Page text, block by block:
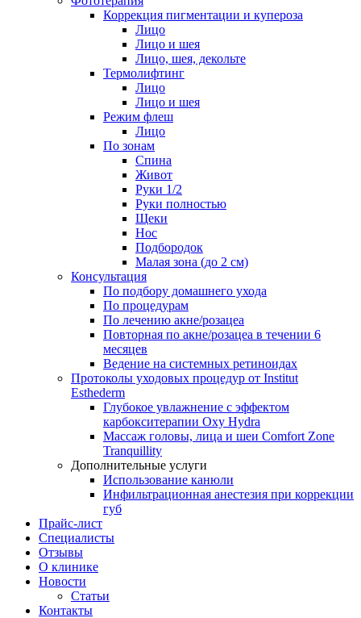
Коррекция пигментации и купероза
Лицо
Лицо и шея
Лицо, шея, декольте
Термолифтинг
Лицо
Лицо и шея
Режим флеш
Лицо
По зонам
Спина
Живот
Руки 1/2
Руки полностью
Щеки
Нос
Подбородок
Малая зона (до 2 см)
Консультация
По подбору домашнего ухода
По процедурам
По лечению акне/розацеа
Повторная по акне/розацеа в течении 6
месяцев
Ведение на системных ретиноидах
Протоколы уходовых процедур от Institut
Esthederm
Глубокое увлажнение с эффектом
карбокситерапии Oxy Hydra
Массаж головы, лица и шеи Comfort Zone
Tranquillity
Дополнительные услуги
Использование канюли
Инфильтрационная анестезия при коррекции
губ
Прайс-лист
Специалисты
Отзывы
О клинике
Новости
Статьи
Контакты